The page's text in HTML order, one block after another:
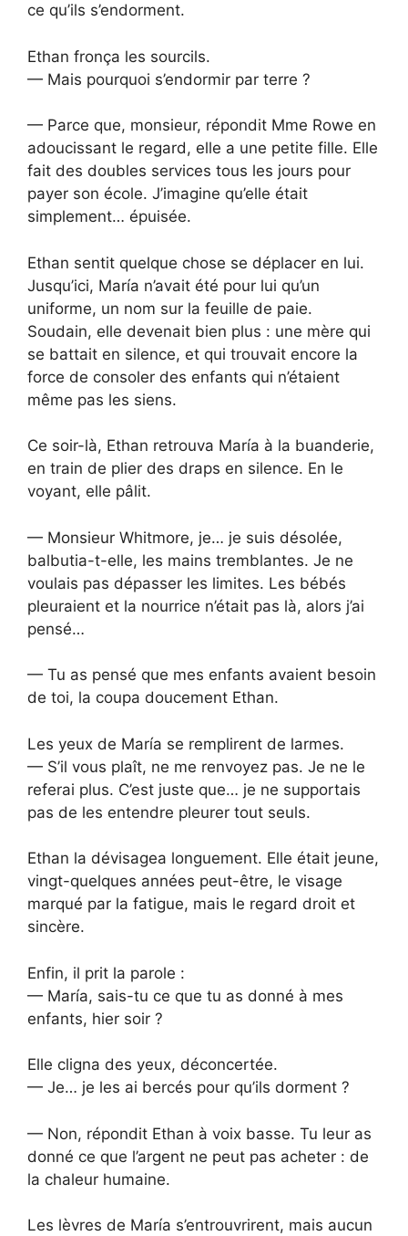
ce qu’ils s’endorment.
Ethan fronça les sourcils.
— Mais pourquoi s’endormir par terre ?
— Parce que, monsieur, répondit Mme Rowe en
adoucissant le regard, elle a une petite fille. Elle
fait des doubles services tous les jours pour
payer son école. J’imagine qu’elle était
simplement… épuisée.
Ethan sentit quelque chose se déplacer en lui.
Jusqu’ici, María n’avait été pour lui qu’un
uniforme, un nom sur la feuille de paie.
Soudain, elle devenait bien plus : une mère qui
se battait en silence, et qui trouvait encore la
force de consoler des enfants qui n’étaient
même pas les siens.
Ce soir-là, Ethan retrouva María à la buanderie,
en train de plier des draps en silence. En le
voyant, elle pâlit.
— Monsieur Whitmore, je… je suis désolée,
balbutia-t-elle, les mains tremblantes. Je ne
voulais pas dépasser les limites. Les bébés
pleuraient et la nourrice n’était pas là, alors j’ai
pensé…
— Tu as pensé que mes enfants avaient besoin
de toi, la coupa doucement Ethan.
Les yeux de María se remplirent de larmes.
— S’il vous plaît, ne me renvoyez pas. Je ne le
referai plus. C’est juste que… je ne supportais
pas de les entendre pleurer tout seuls.
Ethan la dévisagea longuement. Elle était jeune,
vingt-quelques années peut-être, le visage
marqué par la fatigue, mais le regard droit et
sincère.
Enfin, il prit la parole :
— María, sais-tu ce que tu as donné à mes
enfants, hier soir ?
Elle cligna des yeux, déconcertée.
— Je… je les ai bercés pour qu’ils dorment ?
— Non, répondit Ethan à voix basse. Tu leur as
donné ce que l’argent ne peut pas acheter : de
la chaleur humaine.
Les lèvres de María s’entrouvrirent, mais aucun